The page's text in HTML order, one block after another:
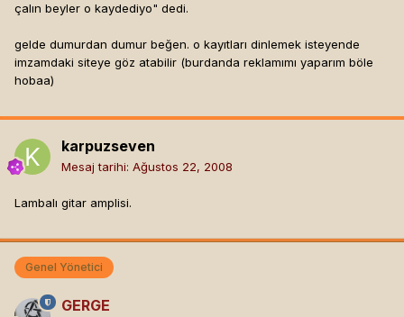
çalın beyler o kaydediyo" dedi.
gelde dumurdan dumur beğen. o kayıtları dinlemek isteyende
imzamdaki siteye göz atabilir (burdanda reklamımı yaparım böle
hobaa)
karpuzseven
Mesaj tarihi: Ağustos 22, 2008
Lambalı gitar amplisi.
Genel Yönetici
GERGE